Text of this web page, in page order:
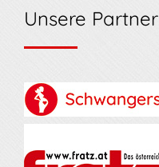
Unsere Partner